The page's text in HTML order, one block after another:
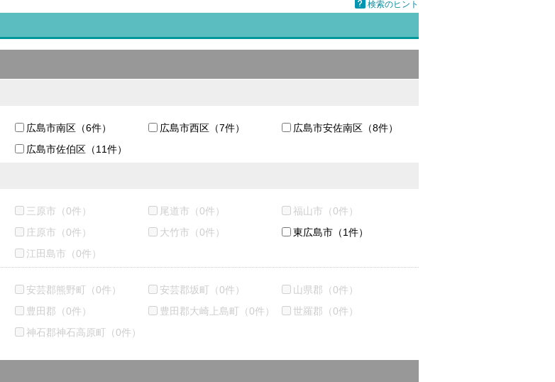
検索のヒント
広島市南区（6件） 広島市西区（7件）
広島市安佐南区（8件）
広島市佐伯区（11件）
三原市（0件） 尾道市（0件）
福山市（0件）
庄原市（0件） 大竹市（0件）
東広島市（1件）
江田島市（0件）
安芸郡熊野町（0件） 安芸郡坂町（0件）
山県郡（0件）
豊田郡（0件） 豊田郡大崎上島町（0件）
世羅郡（0件）
神石郡神石高原町（0件）